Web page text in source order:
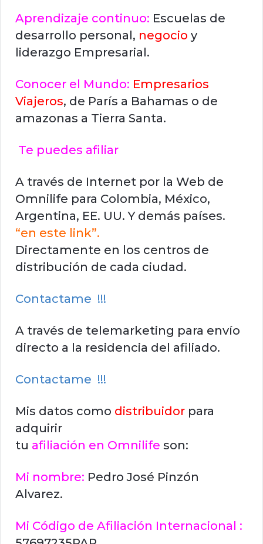
Aprendizaje continuo: Escuelas de
desarrollo personal, negocio y
liderazgo Empresarial.
Conocer el Mundo: Empresarios
Viajeros, de París a Bahamas o de
amazonas a Tierra Santa.
Te puedes afiliar
A través de Internet por la Web de
Omnilife para Colombia, México,
Argentina, EE. UU. Y demás países.
“en este link”.
Directamente en los centros de
distribución de cada ciudad.
Contactame !!!
A través de telemarketing para envío
directo a la residencia del afiliado.
Contactame !!!
Mis datos como distribuidor para
adquirir
tu afiliación en Omnilife son:
Mi nombre: Pedro José Pinzón
Alvarez.
Mi Código de Afiliación Internacional :